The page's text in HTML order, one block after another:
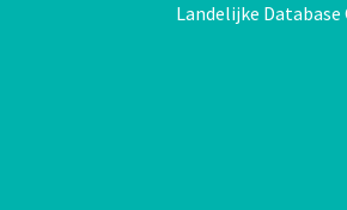
Landelijke